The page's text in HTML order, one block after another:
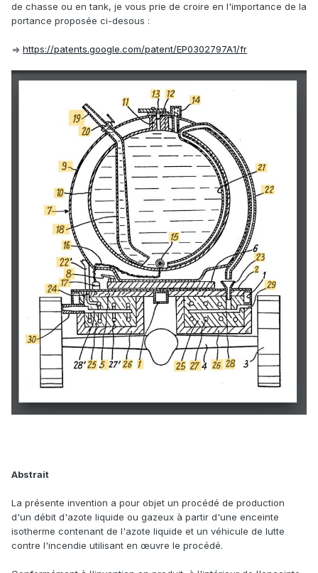
de chasse ou en tank, je vous prie de croire en l'importance de la
portance proposée ci-desous :
=> https://patents.google.com/patent/EP0302797A1/fr
Abstrait
La présente invention a pour objet un procédé de production
d'un débit d'azote liquide ou gazeux à partir d'une enceinte
isotherme contenant de l'azote liquide et un véhicule de lutte
contre l'incendie utilisant en œuvre le procédé.